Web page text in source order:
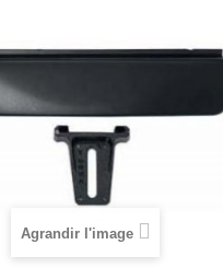
Agrandir l'image